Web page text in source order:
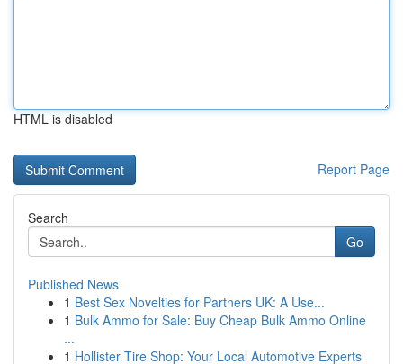
HTML is disabled
Report Page
Search
Go
Published News
1 Best Sex Novelties for Partners UK: A Use...
1 Bulk Ammo for Sale: Buy Cheap Bulk Ammo Online
...
1 Hollister Tire Shop: Your Local Automotive Experts